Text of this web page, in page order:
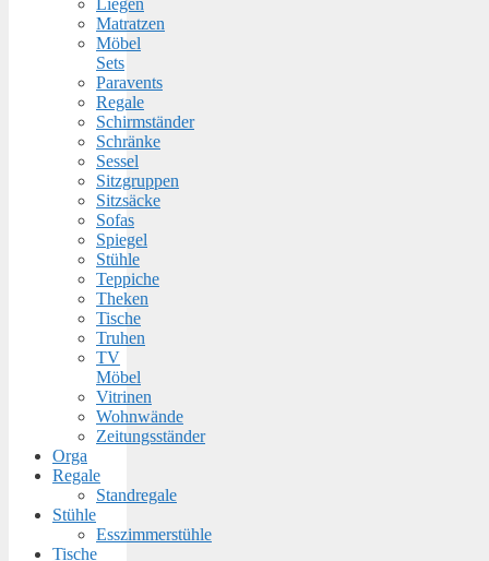
Liegen
Matratzen
Möbel
Sets
Paravents
Regale
Schirmständer
Schränke
Sessel
Sitzgruppen
Sitzsäcke
Sofas
Spiegel
Stühle
Teppiche
Theken
Tische
Truhen
TV
Möbel
Vitrinen
Wohnwände
Zeitungsständer
Orga
Regale
Standregale
Stühle
Esszimmerstühle
Tische